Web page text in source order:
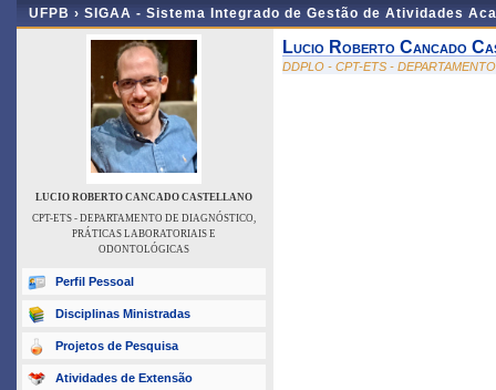
UFPB › SIGAA - Sistema Integrado de Gestão de Atividades
LUCIO ROBERTO CANCADO CASTELLANO
CPT-ETS - DEPARTAMENTO DE DIAGNÓSTICO,
PRÁTICAS LABORATORIAIS E
ODONTOLÓGICAS
Perfil Pessoal
Disciplinas Ministradas
Projetos de Pesquisa
Atividades de Extensão
Lucio Roberto Cancado
DDPLO - CPT-ETS -